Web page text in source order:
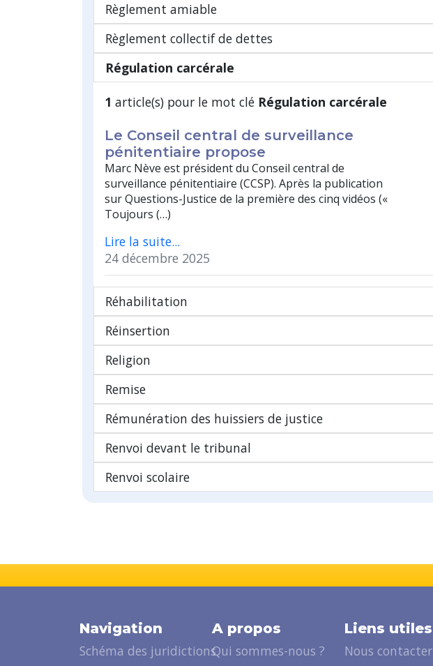
Règlement amiable
Règlement collectif de dettes
Régulation carcérale
1 article(s) pour le mot clé Régulation carcérale
Le Conseil central de surveillance
pénitentiaire propose
Marc Nève est président du Conseil central de
surveillance pénitentiaire (CCSP). Après la publication
sur Questions-Justice de la première des cinq vidéos («
Toujours (…)
Lire la suite...
24 décembre 2025
Réhabilitation
Réinsertion
Religion
Remise
Rémunération des huissiers de justice
Renvoi devant le tribunal
Renvoi scolaire
Navigation
Schéma des juridictions
A propos
Qui sommes-nous ?
Liens utiles
Nous contacter